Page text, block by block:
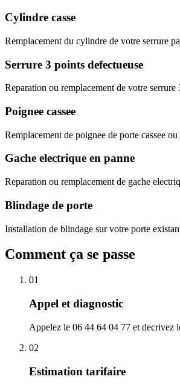
Cylindre casse
Remplacement du cylindre de votre serrure
Serrure 3 points defectueuse
Reparation ou remplacement de votre
Poignee cassee
Remplacement de poignee de porte cassee
Gache electrique en panne
Reparation ou remplacement de gache
Blindage de porte
Installation de blindage sur votre porte
Comment ça se passe
01
Appel et diagnostic
Appelez le 06 44 64 04 77 et decrivez
02
Estimation tarifaire